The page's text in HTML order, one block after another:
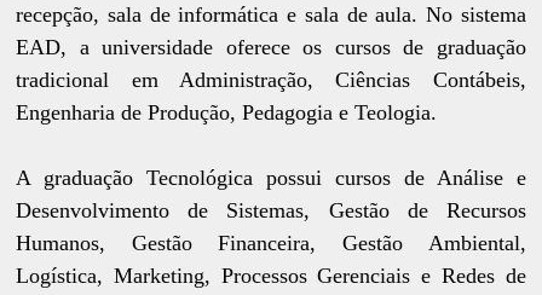
recepção, sala de informática e sala de aula. No sistema
EAD, a universidade oferece os cursos de graduação
tradicional em Administração, Ciências Contábeis,
Engenharia de Produção, Pedagogia e Teologia.
A graduação Tecnológica possui cursos de Análise e
Desenvolvimento de Sistemas, Gestão de Recursos
Humanos, Gestão Financeira, Gestão Ambiental,
Logística, Marketing, Processos Gerenciais e Redes de